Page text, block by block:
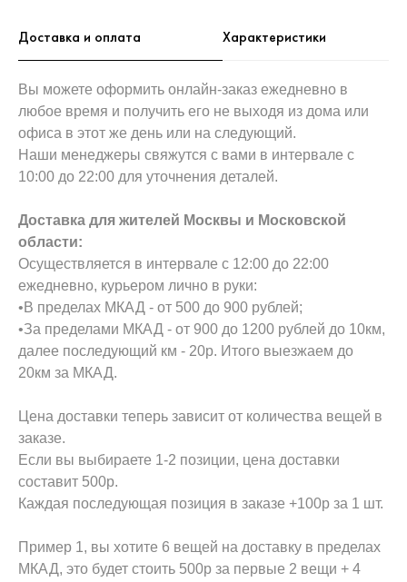
Доставка и оплата Характеристики
Вы можете оформить онлайн-заказ ежедневно в
любое время и получить его не выходя из дома или
офиса в этот же день или на следующий.
Наши менеджеры свяжутся с вами в интервале с
10:00 до 22:00 для уточнения деталей.
Доставка для жителей Москвы и Московской
области:
Осуществляется в интервале с 12:00 до 22:00
ежедневно, курьером лично в руки:
•В пределах МКАД - от 500 до 900 рублей;
•За пределами МКАД - от 900 до 1200 рублей до 10км,
далее последующий км - 20р. Итого выезжаем до
20км за МКАД.
Цена доставки теперь зависит от количества вещей в
заказе.
Если вы выбираете 1-2 позиции, цена доставки
составит 500р.
Каждая последующая позиция в заказе +100р за 1 шт.
Пример 1, вы хотите 6 вещей на доставку в пределах
МКАД, это будет стоить 500р за первые 2 вещи + 4